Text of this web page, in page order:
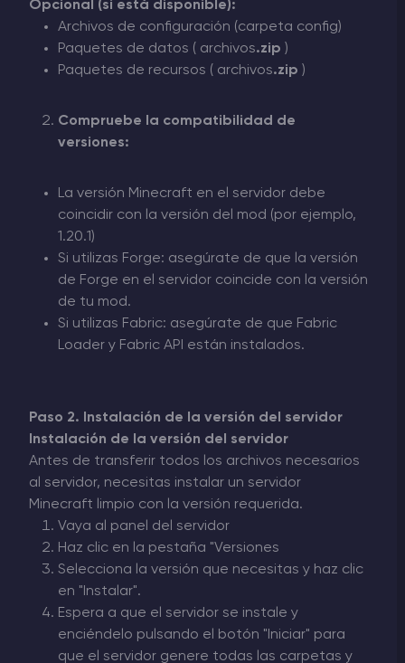
Opcional (si está disponible):
Archivos de configuración (carpeta config)
Paquetes de datos ( archivos.zip )
Paquetes de recursos ( archivos.zip )
Compruebe la compatibilidad de
versiones:
La versión Minecraft en el servidor debe
coincidir con la versión del mod (por ejemplo,
1.20.1)
Si utilizas Forge: asegúrate de que la versión
de Forge en el servidor coincide con la versión
de tu mod.
Si utilizas Fabric: asegúrate de que Fabric
Loader y Fabric API están instalados.
Paso 2. Instalación de la versión del servidor
Instalación de la versión del servidor
Antes de transferir todos los archivos necesarios
al servidor, necesitas instalar un servidor
Minecraft limpio con la versión requerida.
Vaya al panel del servidor
Haz clic en la pestaña "Versiones
Selecciona la versión que necesitas y haz clic
en "Instalar".
Espera a que el servidor se instale y
enciéndelo pulsando el botón "Iniciar" para
que el servidor genere todas las carpetas y